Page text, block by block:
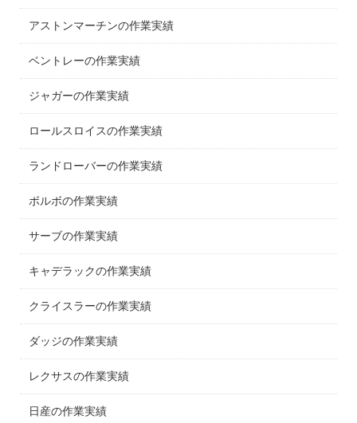
アストンマーチンの作業実績
ベントレーの作業実績
ジャガーの作業実績
ロールスロイスの作業実績
ランドローバーの作業実績
ボルボの作業実績
サーブの作業実績
キャデラックの作業実績
クライスラーの作業実績
ダッジの作業実績
レクサスの作業実績
日産の作業実績